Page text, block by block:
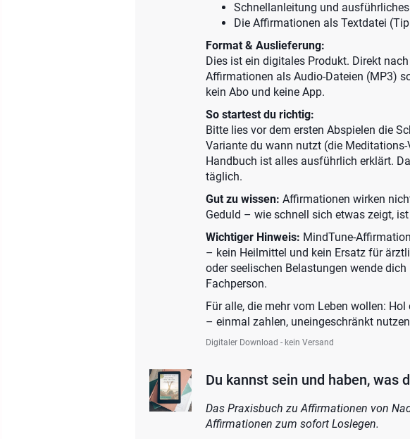
Schnellanleitung und
Die Affirmationen als Textdatei
Format & Auslieferung:
Dies ist ein digitales Produkt. Direkt
Affirmationen als Audio-Dateien (MP3)
kein Abo und keine App.
So startest du richtig:
Bitte lies vor dem ersten Abspielen die
Variante du wann nutzt (die
Handbuch ist alles ausführlich erklärt.
täglich.
Gut zu wissen: Affirmationen wirken
Geduld – wie schnell sich etwas zeigt,
Wichtiger Hinweis: MindTune-
– kein Heilmittel und kein Ersatz für
oder seelischen Belastungen wende
Fachperson.
Für alle, die mehr vom Leben wollen:
– einmal zahlen, uneingeschränkt
Digitaler Download - kein Versand
Du kannst sein und haben, was
Das Praxisbuch zu Affirmationen von
Affirmationen zum sofort Loslegen.